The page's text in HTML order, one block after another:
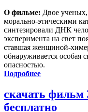
О фильме: Двое ученых,
морально-этическими
синтезировали ДНК
эксперимента на свет
ставшая женщиной-
обнаруживается особая
опасностью.
Подробнее
скачать фильм
бесплатно